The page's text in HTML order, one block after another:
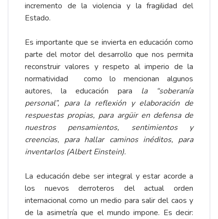
incremento de la violencia y la fragilidad del
Estado.
Es importante que se invierta en educación como
parte del motor del desarrollo que nos permita
reconstruir valores y respeto al imperio de la
normatividad como lo mencionan algunos
autores, la educación para la “soberanía
personal”, para la reflexión y elaboración de
respuestas propias, para argüir en defensa de
nuestros pensamientos, sentimientos y
creencias, para hallar caminos inéditos, para
inventarlos (Albert Einstein).
La educación debe ser integral y estar acorde a
los nuevos derroteros del actual orden
internacional como un medio para salir del caos y
de la asimetría que el mundo impone. Es decir: